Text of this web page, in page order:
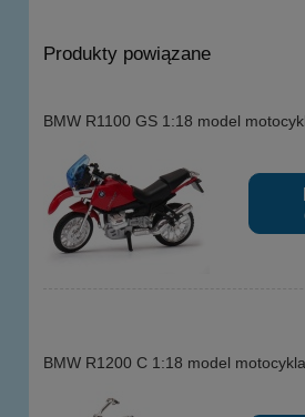
Produkty powiązane
BMW R1100 GS 1:18 model
BMW R1200 C 1:18 model